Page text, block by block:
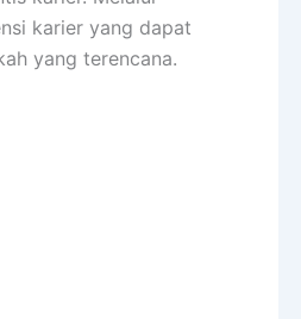
karier yang dapat
yang terencana.